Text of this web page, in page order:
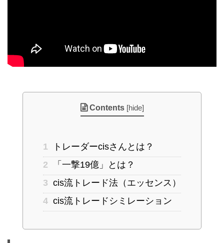
Contents [hide]
1
トレーダーcisさんとは？
2
「一撃19億」とは？
3 cis流トレード法（エッセンス）
4 cis流トレードシミレーション